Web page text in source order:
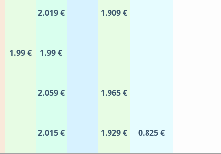
2.019 € 1.909 €
1.99 € 1.99 €
2.059 € 1.965 €
2.015 € 1.929 € 0.825 €